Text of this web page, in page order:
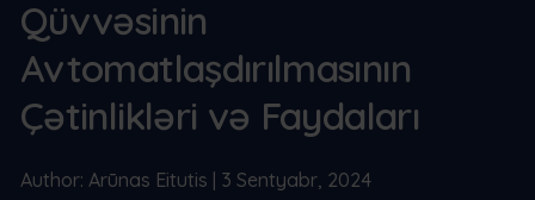
Qüvvəsinin
Avtomatlaşdırılmasının
Çətinlikləri və Faydaları
Author: Arūnas Eitutis | 3 Sentyabr, 2024